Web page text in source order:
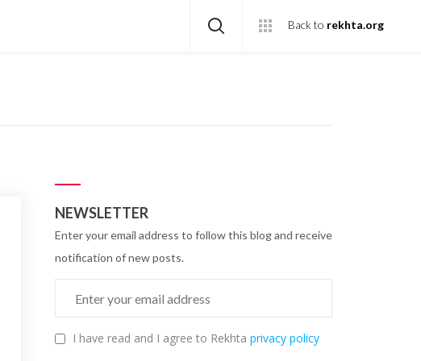
Back to rekhta.org
NEWSLETTER
Enter your email address to follow this blog and receive
notification of new posts.
I have read and I agree to Rekhta privacy policy